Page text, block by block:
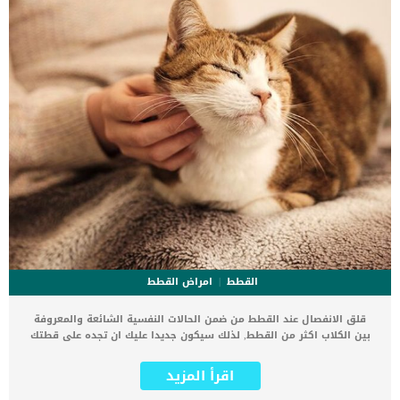
القطط
امراض القطط
قلق الانفصال عند القطط من ضمن الحالات النفسية الشائعة والمعروفة
بين الكلاب اكثر من القطط, لذلك سيكون جديدا عليك ان تجده على قطتك
ومسؤلة, لا تخشى عليها اذا تركتها طوال اليوم فى المنزل بمفردها,
فهى تعلم كيف تدبر امورها, على عكس الكلاب تماما. عرفت صفات
اقرأ المزيد